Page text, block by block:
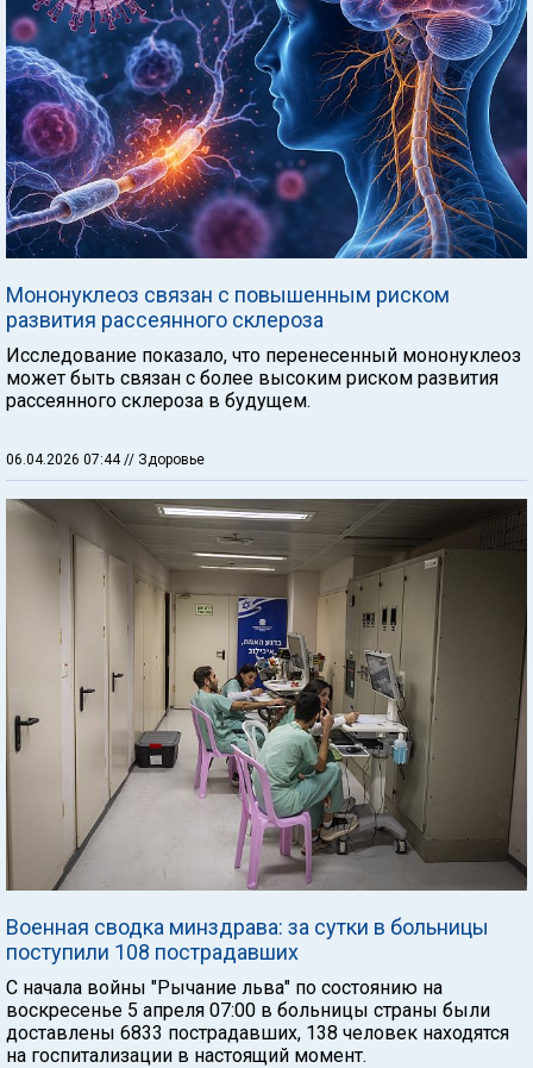
Мононуклеоз связан с повышенным риском
развития рассеянного склероза
Исследование показало, что перенесенный мононуклеоз
может быть связан с более высоким риском развития
рассеянного склероза в будущем.
06.04.2026 07:44// Здоровье
Военная сводка минздрава: за сутки в больницы
поступили 108 пострадавших
С начала войны "Рычание льва" по состоянию на
воскресенье 5 апреля 07:00 в больницы страны были
доставлены 6833 пострадавших, 138 человек находятся
на госпитализации в настоящий момент.